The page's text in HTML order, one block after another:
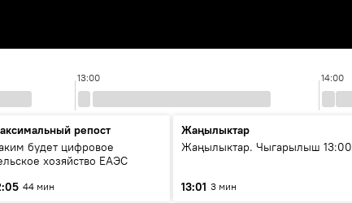
13:00 14:00
репост
будет цифровое
хозяйство ЕАЭС
44 мин
Жаңылыктар
Жаңылыктар. Чыгарылыш 13:00
13:01 3 мин